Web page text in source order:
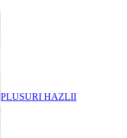
PLUSURI HAZLII